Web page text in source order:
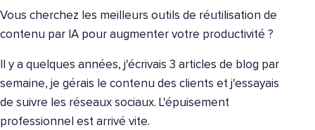
Vous cherchez les meilleurs outils de réutilisation de
contenu par IA pour augmenter votre productivité ?
Il y a quelques années, j'écrivais 3 articles de blog par
semaine, je gérais le contenu des clients et j'essayais
de suivre les réseaux sociaux. L'épuisement
professionnel est arrivé vite.